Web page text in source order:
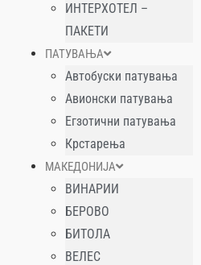
ИНТЕРХОТЕЛ –
ПАКЕТИ
ПАТУВАЊА
Автобуски патувања
Авионски патувања
Егзотични патувања
Крстарења
МАКЕДОНИЈА
ВИНАРИИ
БЕРОВО
БИТОЛА
ВЕЛЕС